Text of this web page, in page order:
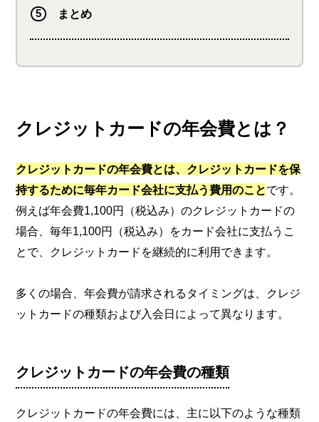
まとめ
クレジットカードの年会費とは？
クレジットカードの年会費とは、クレジットカードを保
持するために毎年カード会社に支払う費用のことです。
例えば年会費1,100円（税込み）のクレジットカードの
場合、毎年1,100円（税込み）をカード会社に支払うこ
とで、クレジットカードを継続的に利用できます。
多くの場合、年会費が請求されるタイミングは、クレジ
ットカードの種類および入会日によって異なります。
クレジットカードの年会費の種類
クレジットカードの年会費には、主に以下のような種類